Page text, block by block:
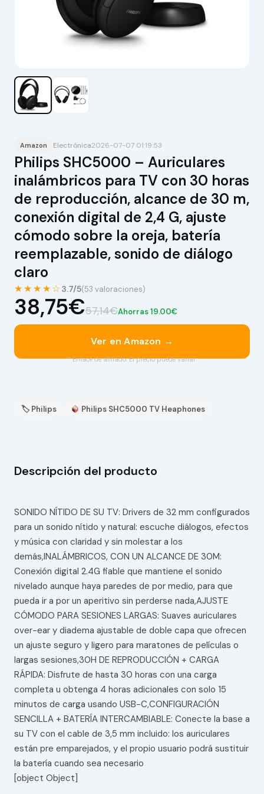
Amazon Electrónica2026-07-07 01:19:53
Philips SHC5000 – Auriculares
inalámbricos para TV con 30 horas
de reproducción, alcance de 30 m,
conexión digital de 2,4 G, ajuste
cómodo sobre la oreja, batería
reemplazable, sonido de diálogo
claro
★★★★☆ 3.7/5(53 valoraciones)
38,75€57,14€Ahorras 19.00€
Ver en Amazon →
* Enlace de afiliado. El precio puede variar.
🏷 Philips Philips SHC5000 TV Heaphones
Descripción del producto
SONIDO NÍTIDO DE SU TV: Drivers de 32 mm configurados
para un sonido nítido y natural: escuche diálogos, efectos
y música con claridad y sin molestar a los
demás,INALÁMBRICOS, CON UN ALCANCE DE 30M:
Conexión digital 2.4G fiable que mantiene el sonido
nivelado aunque haya paredes de por medio, para que
pueda ir a por un aperitivo sin perderse nada,AJUSTE
CÓMODO PARA SESIONES LARGAS: Suaves auriculares
over-ear y diadema ajustable de doble capa que ofrecen
un ajuste seguro y ligero para maratones de películas o
largas sesiones,30H DE REPRODUCCIÓN + CARGA
RÁPIDA: Disfrute de hasta 30 horas con una carga
completa u obtenga 4 horas adicionales con solo 15
minutos de carga usando USB-C,CONFIGURACIÓN
SENCILLA + BATERÍA INTERCAMBIABLE: Conecte la base a
su TV con el cable de 3,5 mm incluido: los auriculares
están pre emparejados, y el propio usuario podrá sustituir
la batería cuando sea necesario
[object Object]